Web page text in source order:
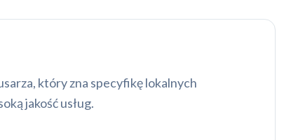
który zna specyfikę lokalnych
jakość usług.